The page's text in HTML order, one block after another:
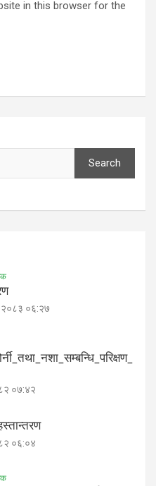
in this browser for the
Search
२०८३ ०६:२७
०७:४२
०६:०४